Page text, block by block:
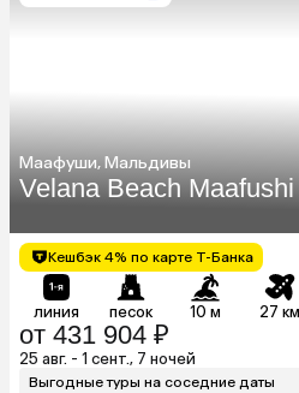
Маафуши, Мальдивы
Velana Beach Maafushi
Кешбэк 4% по карте Т-Банка
линия песок 10 м 27 км
от 431 904 ₽
25 авг. - 1 сент., 7 ночей
Выгодные туры на соседние даты